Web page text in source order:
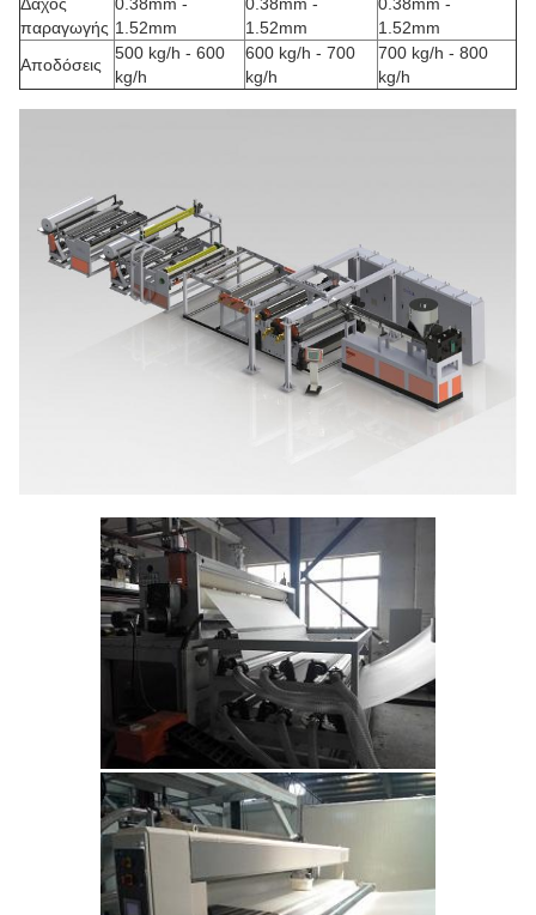
παραγωγής 1.52mm
1.52mm
1.52mm
Αποδόσεις
500 kg/h - 600
kg/h
600 kg/h - 700
kg/h
700 kg/h - 800
kg/h